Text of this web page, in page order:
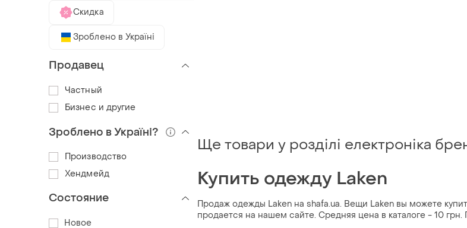
Ще товари у розділі електроніка
Купить одежду Laken
Продаж одежды Laken на shafa.ua. Вещи Laken вы можете
продается на нашем сайте. Средняя цена в каталоге - 10
Скидка
Зроблено в Україні
Продавец
Частный
Бизнес и другие
Зроблено в Україні?
Производство
Хендмейд
Состояние
Новое